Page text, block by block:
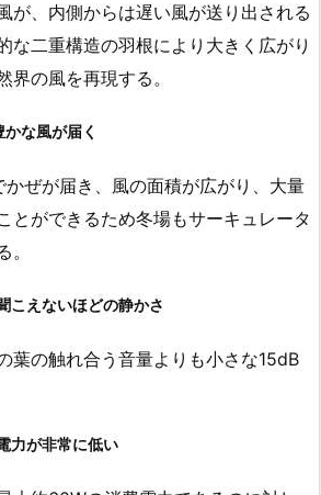
が、内側からは遅い風が送り出される
な二重構造の羽根により大きく広がり
界の風を再現する。
な風が届く
ぜが届き、風の面積が広がり、大量
とができるため冬場もサーキュレータ
こえないほどの静かさ
葉の触れ合う音量よりも小さな15dB
力が非常に低い